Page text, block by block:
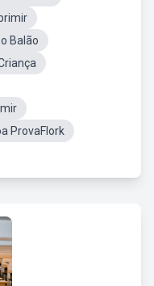
Balão
ProvaFlork